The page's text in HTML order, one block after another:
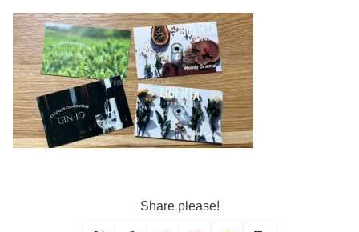
Share please!